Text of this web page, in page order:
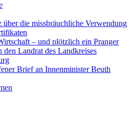
über die missbräuchliche Verwendung
– und plötzlich ein Pranger
Landrat des Landkreises
Brief an Innenminister Beuth